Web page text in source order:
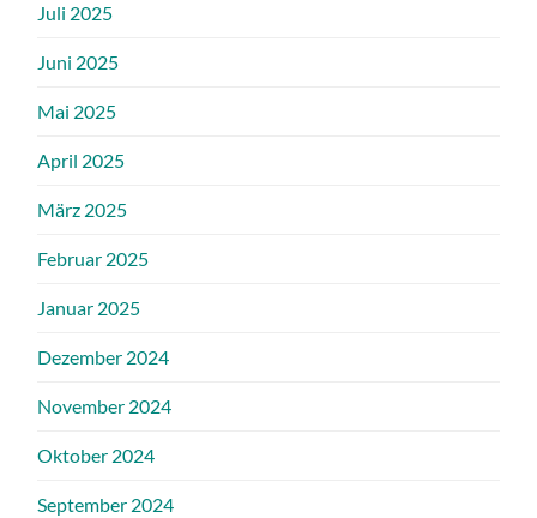
Juli 2025
Juni 2025
Mai 2025
April 2025
März 2025
Februar 2025
Januar 2025
Dezember 2024
November 2024
Oktober 2024
September 2024